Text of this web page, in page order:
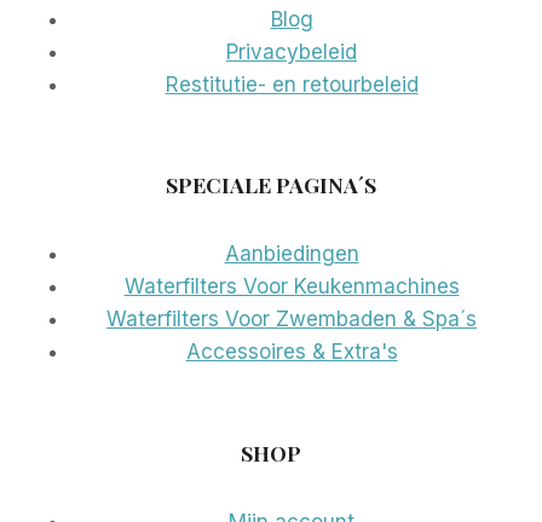
Blog
Privacybeleid
Restitutie- en retourbeleid
SPECIALE PAGINA´S
Aanbiedingen
Waterfilters Voor Keukenmachines
Waterfilters Voor Zwembaden & Spa´s
Accessoires & Extra's
SHOP